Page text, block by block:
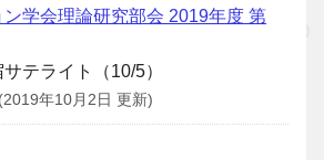
ン学会理論研究部会 2019年度 第
テライト（10/5）
(2019年10月2日 更新)